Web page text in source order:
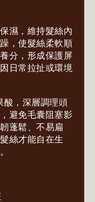
濕，維持髮絲內
，使髮絲柔軟順
分，形成保護屏
日常拉扯或環境
酸，深層調理頭
避免毛囊阻塞影
蓬鬆、不易扁
絲才能自在生